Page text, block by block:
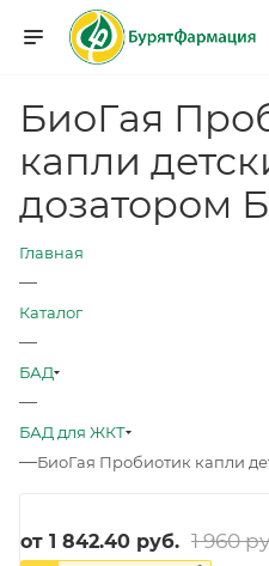
БиоГая
капли
дозатором
Главная
—
Каталог
—
БАД
—
БАД для ЖКТ
—БиоГая Пробиотик капли
от 1 842.40 руб. 1 960